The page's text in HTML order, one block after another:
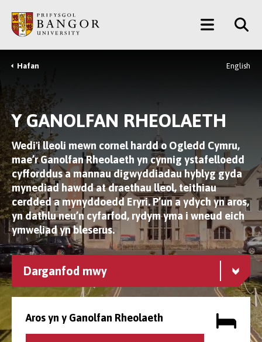
Prif
Gynnwys
Main
Menu
Breadcrumb
Hafan English
Y GANOLFAN RHEOLAETH
Wedi'i lleoli mewn cornel hardd o Ogledd Cymru,
mae’r Ganolfan Rheolaeth yn cynnig ystafelloedd
cyfforddus a mannau digwyddiadau hyblyg gyda
mynediad hawdd at draethau lleol, teithiau
cerdded a mynyddoedd Eryri. P’un a ydych yn aros,
yn dathlu neu’n cyfarfod, rydym yma i wneud eich
ymweliad yn bleserus.
Darganfod mwy
Aros yn y Ganolfan Rheolaeth